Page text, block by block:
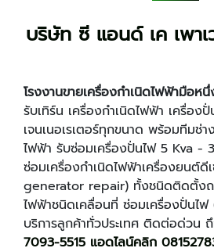
บริษัท ซี แอนด์ เค เพา
โรงงานขายเครื่องกำเนิดไฟฟ้ามือห
รับเทิร์น เครื่องกำเนิดไฟฟ้า เครื่อง
เจนเนอเรเตอร์ทุกขนาด พร้อมทีมช่า
ไฟฟ้า รับซ่อมเครื่องปั่นไฟ 5 Kva -
ซ่อมเครื่องกำเนิดไฟฟ้าเครื่องยนต์ดี
generator repair) ทั้งชนิดติดตั้งถา
ไฟฟ้าชนิดเคลื่อนที่ ซ่อมเครื่องปั่นไ
บริการลูกค้าทั่วประเทศ ติดต่อด่วน
7093-5515​ แอดไลน์คลิก